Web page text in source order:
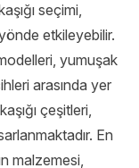
seçimi,
etkileyebilir.
yumuşak
arasında yer
çeşitleri,
En
malzemesi,